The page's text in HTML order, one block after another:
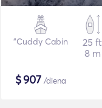
"Cuddy Cabin
25 ft
8 m
$907 /diena